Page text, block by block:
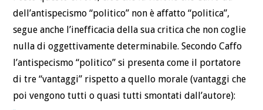
dell’antispecismo “politico” non è affatto “politica”,
segue anche l’inefficacia della sua critica che non coglie
nulla di oggettivamente determinabile. Secondo Caffo
l’antispecismo “politico” si presenta come il portatore
di tre “vantaggi” rispetto a quello morale (vantaggi che
poi vengono tutti o quasi tutti smontati dall’autore):